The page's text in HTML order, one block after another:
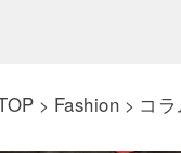
> Fashion > コラ